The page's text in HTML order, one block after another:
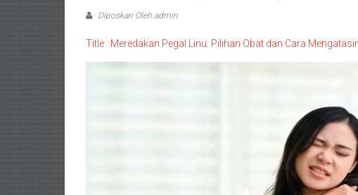
Diposkan Oleh:admin
Title : Meredakan Pegal Linu: Pilihan Obat dan Cara